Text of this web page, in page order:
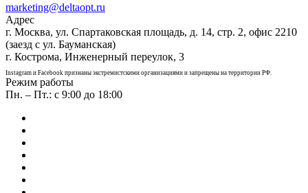
marketing@deltaopt.ru
Адрес
г. Москва, ул. Спартаковская площадь, д. 14, стр. 2, офис 2210
(заезд с ул. Бауманская)
г. Кострома, Инженерный переулок, 3
Instagram и Facebook признаны экстремистскими организациями и запрещены на территории РФ.
Режим работы
Пн. – Пт.: с 9:00 до 18:00